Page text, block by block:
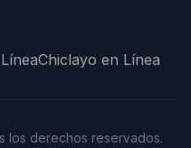
Chiclayo en Línea
los derechos reservados.